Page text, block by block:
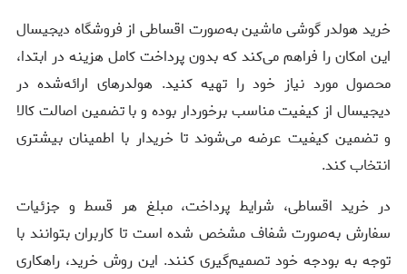
خرید هولدر گوشی ماشین به‌صورت اقساطی از فروشگاه دیجیسال
این امکان را فراهم می‌کند که بدون پرداخت کامل هزینه در ابتدا،
محصول مورد نیاز خود را تهیه کنید. هولدرهای ارائه‌شده در
دیجیسال از کیفیت مناسب برخوردار بوده و با تضمین اصالت کالا
و تضمین کیفیت عرضه می‌شوند تا خریدار با اطمینان بیشتری
انتخاب کند.
در خرید اقساطی، شرایط پرداخت، مبلغ هر قسط و جزئیات
سفارش به‌صورت شفاف مشخص شده است تا کاربران بتوانند با
توجه به بودجه خود تصمیم‌گیری کنند. این روش خرید، راهکاری